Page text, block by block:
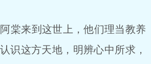
棠来到这世上，他们理当教养
识这方天地，明辨心中所求，